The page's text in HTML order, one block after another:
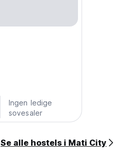
Ingen ledige
sovesaler
Se alle hostels i Mati City